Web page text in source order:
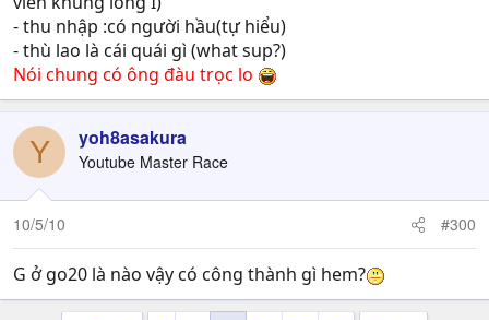
- thu nhập :có người hầu(tự hiểu)
- thù lao là cái quái gì (what sup?)
Nói chung có ông đàu trọc lo
Y yoh8asakura
Youtube Master Race
10/5/10 #300
G ở go20 là nào vậy có công thành gì hem?